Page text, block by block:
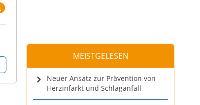
MEISTGELESEN
Neuer Ansatz zur Prävention von
Herzinfarkt und Schlaganfall